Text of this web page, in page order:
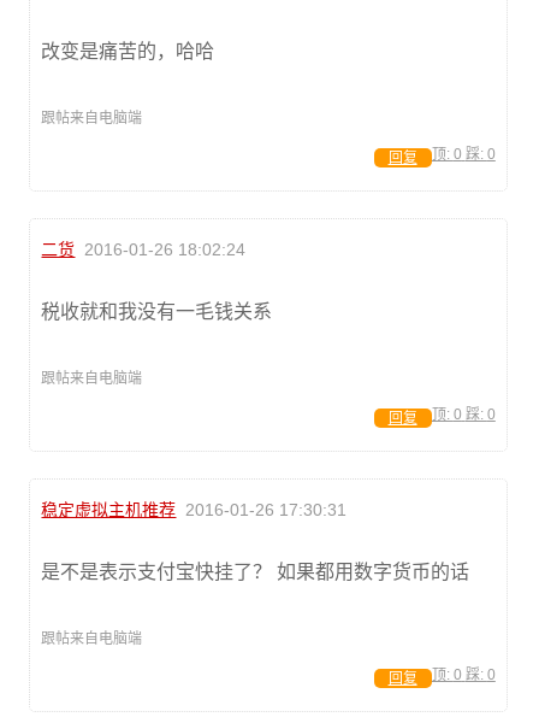
改变是痛苦的，哈哈
跟帖来自电脑端
顶: 0 踩: 0
回复
二货 2016-01-26 18:02:24
税收就和我没有一毛钱关系
跟帖来自电脑端
顶: 0 踩: 0
回复
稳定虚拟主机推荐 2016-01-26 17:30:31
是不是表示支付宝快挂了？ 如果都用数字货币的话
跟帖来自电脑端
顶: 0 踩: 0
回复